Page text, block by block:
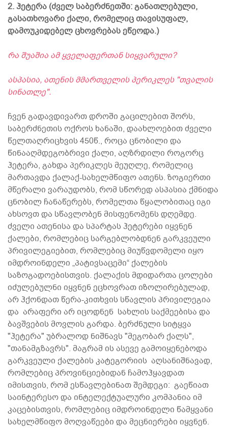
2. ჰეტერა (ძველ საბერძნეთში: განათლებული,
გასათხოვარი ქალი, რომელიც თავისუფალ,
დამოუკიდებელ ცხოვრებას ეწეოდა.)
რა შუაშია ამ ყველაფერთან სიყვარული?
ასპასია, ათენის მმართველის პერიკლეს "თვალის
სინათლე".
ჩვენ გადავდივართ დროში გაცილებით შორს,
საბერძნეთის ოქროს ხანაში, დაახლოებით ძველი
წელთაღრიცხვის 450წ., როცა ცნობილი და
წინააღმდეგობრივი ქალი, აღზრდილი როგორც
ჰეტერა, გახდა პერიკლეს მეუღლე, რომელიც
მართავდა ქალაქ-სახელმწიფო ათენს. ზოგიერთი
მწერალი ვარაუდობს, რომ სწორედ ასპასია ქმნიდა
ცნობილ ჩანაწერებს, რომელთა წყალობითაც იგი
ახსოვთ და სწავლობენ მისფენომენს დღემდე.
ძველი ათენისა და სპარტას ჰეტერები იყვნენ
ქალები, რომლებიც სარგებლობდნენ გარკვეული
პრივილეგიებით, რომლებიც მიუწვდომელი იყო
იმდროინდელი „პატივსაცემი“ ქალების
საზოგადოებისთვის. ქალაქის მდიდართა ცოლები
იძულებულნი იყვნენ ეცხოვრათ იზოლირებულად,
არ ჰქონდათ წერა-კითხვის სწავლის პრივილეგია
და არაფერი არ იცოდნენ სახლის საქმეებისა და
ბავშვების მოვლის გარდა. ბერძნული სიტყვა
"ჰეტერა" უბრალოდ ნიშნავს "მეგობარ ქალს",
"თანამგზავრს". მაგრამ ის ასევე გამოიყენებოდა
გარკვეული ქალების კატეგორიის აღსანიშნავად,
რომლებიც პროვინციებიდან ჩამოჰყავდათ
იმისთვის, რომ ესწავლებინათ შემდეგი: გაეწიათ
საინტერესო და ინტელექტუალური კომპანია იმ
კაცებისთვის, რომლებიც იმდროინდელი წამყვანი
სახელმწიფო მოღვაწეები და მეცნიერები იყვნენ.